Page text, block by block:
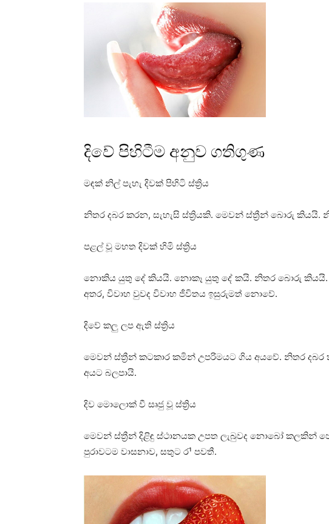
දිවේ පිහිටීම අනුව ගතිගුණ
මඳක්‌ නිල් පැහැ දිවක්‌ පිහිටි ස්‌ත්‍රිය
නිතර දබර කරන, සැහැසි ස්‌ත්‍රියකි. මෙවන් ස්‌ත්‍රීන් බොරු කියයි.
පළල් වූ මහත දිවක්‌ හිමි ස්‌ත්‍රිය
නොකිය යුතු දේ කියයි. නොකෑ යුතු දේ කයි. නිතර බොරු කියයි.
අතර, විවාහ වුවද විවාහ ජීවිතය ඉසුරුමත් නොවේ.
දිවේ කලු ලප ඇති ස්‌ත්‍රිය
මෙවන් ස්‌ත්‍රීන් කටකාර කමින් උපරිමයට ගිය අයවේ. නිතර
අයට බලපායි.
දිව මොලොක්‌ වී සෘජු වූ ස්‌ත්‍රිය
මෙවන් ස්‌ත්‍රීන් දිළිඳු ස්‌ථානයක උපත ලැබුවද නොබෝ කලකින්
පුරාවටම වාසනාව, සතුට ර¹ පවතී.